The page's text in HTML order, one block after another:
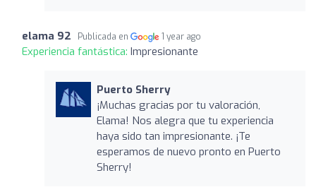
elama 92 Publicada en 1 year ago
Experiencia fantástica: Impresionante
Puerto Sherry
¡Muchas gracias por tu valoración,
Elama! Nos alegra que tu experiencia
haya sido tan impresionante. ¡Te
esperamos de nuevo pronto en Puerto
Sherry!